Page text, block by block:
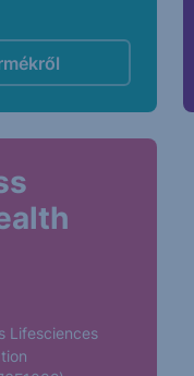
Lifesciences